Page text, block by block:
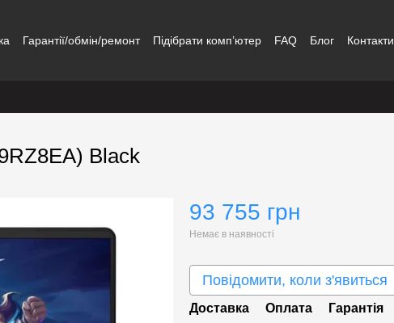
Гарантії/обмін/ремонт Підібрати комп’ютер FAQ Блог Контакти
Black
93 755 грн
Немає в наявності
Повідомити, коли з'явиться
Доставка Оплата Гарантія